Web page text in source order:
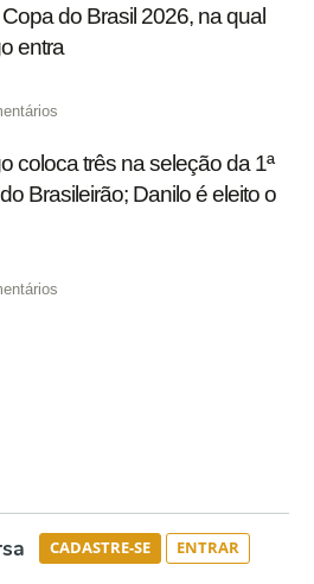
do Brasil 2026, na qual
entra
coloca três na seleção da 1ª
Brasileirão; Danilo é eleito o